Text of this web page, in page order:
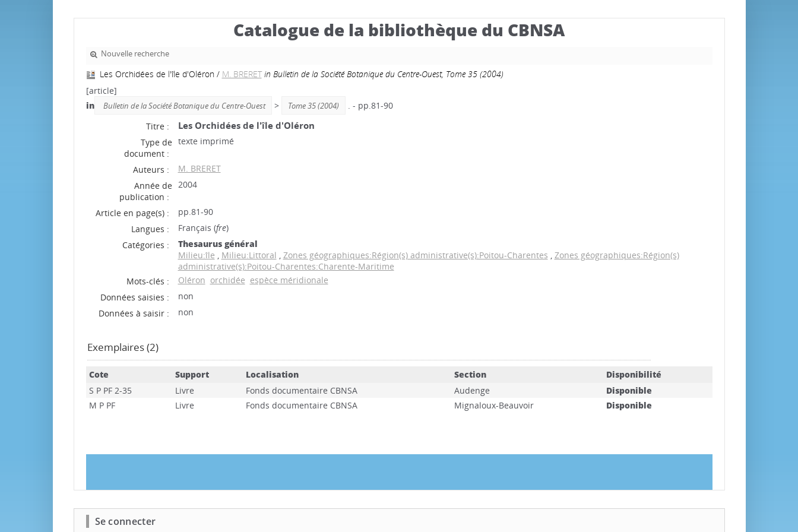
Catalogue de la bibliothèque du CBNSA
Nouvelle recherche
Les Orchidées de l'île d'Oléron/ M. BRERET in Bulletin de la Société Botanique du Centre-Ouest, Tome 35 (2004)
[article]
in
Bulletin de la Société Botanique du Centre-Ouest > Tome 35 (2004)
. - pp.81-90
Titre :
Les Orchidées de l'île d'Oléron
Type de
document :
texte imprimé
Auteurs :
M. BRERET
Année de
publication :
2004
Article en page(s) :
pp.81-90
Langues :
Français (fre)
Catégories :
Thesaurus général
Milieu:île , Milieu:Littoral , Zones géographiques:Région(s) administrative(s):Poitou-Charentes , Zones géographiques:Région(s)
administrative(s):Poitou-Charentes:Charente-Maritime
Mots-clés :
Oléron orchidée espèce méridionale
Données saisies :
non
Données à saisir :
non
Exemplaires (2)
Cote Support Localisation Section
Disponibilité
S P PF 2-35
Livre Fonds documentaire CBNSA Audenge
Disponible
M P PF
Livre Fonds documentaire CBNSA Mignaloux-Beauvoir Disponible
Se connecter